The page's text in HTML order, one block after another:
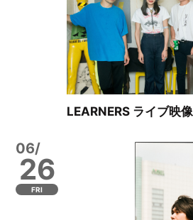
LEARNERS ライブ映
06/
26
FRI